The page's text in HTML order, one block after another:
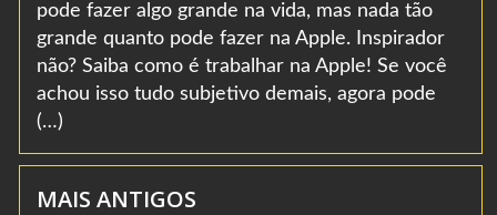
pode fazer algo grande na vida, mas nada tão
grande quanto pode fazer na Apple. Inspirador
não? Saiba como é trabalhar na Apple! Se você
achou isso tudo subjetivo demais, agora pode
(…)
MAIS ANTIGOS